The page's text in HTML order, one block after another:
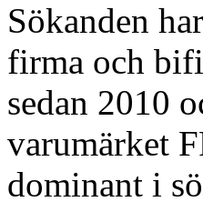
Sökanden
firma och
sedan 2010
varumärket
dominant i